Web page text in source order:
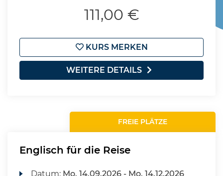
111,00 €
KURS MERKEN
WEITERE DETAILS
FREIE PLÄTZE
Englisch für die Reise
Datum: Mo. 14.09.2026 - Mo. 14.12.2026